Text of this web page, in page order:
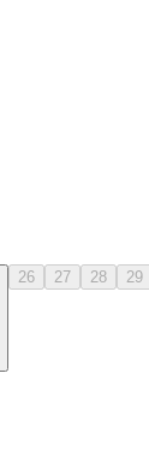
26 27 28 29